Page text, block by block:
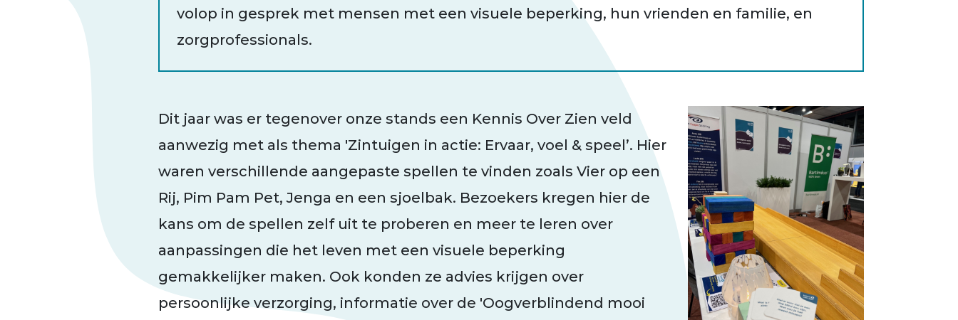
volop in gesprek met mensen met een visuele beperking, hun vrienden en familie, en
zorgprofessionals.
Dit jaar was er tegenover onze stands een Kennis Over Zien veld
aanwezig met als thema 'Zintuigen in actie: Ervaar, voel & speel’. Hier
waren verschillende aangepaste spellen te vinden zoals Vier op een
Rij, Pim Pam Pet, Jenga en een sjoelbak. Bezoekers kregen hier de
kans om de spellen zelf uit te proberen en meer te leren over
aanpassingen die het leven met een visuele beperking
gemakkelijker maken. Ook konden ze advies krijgen over
persoonlijke verzorging, informatie over de 'Oogverblindend mooi